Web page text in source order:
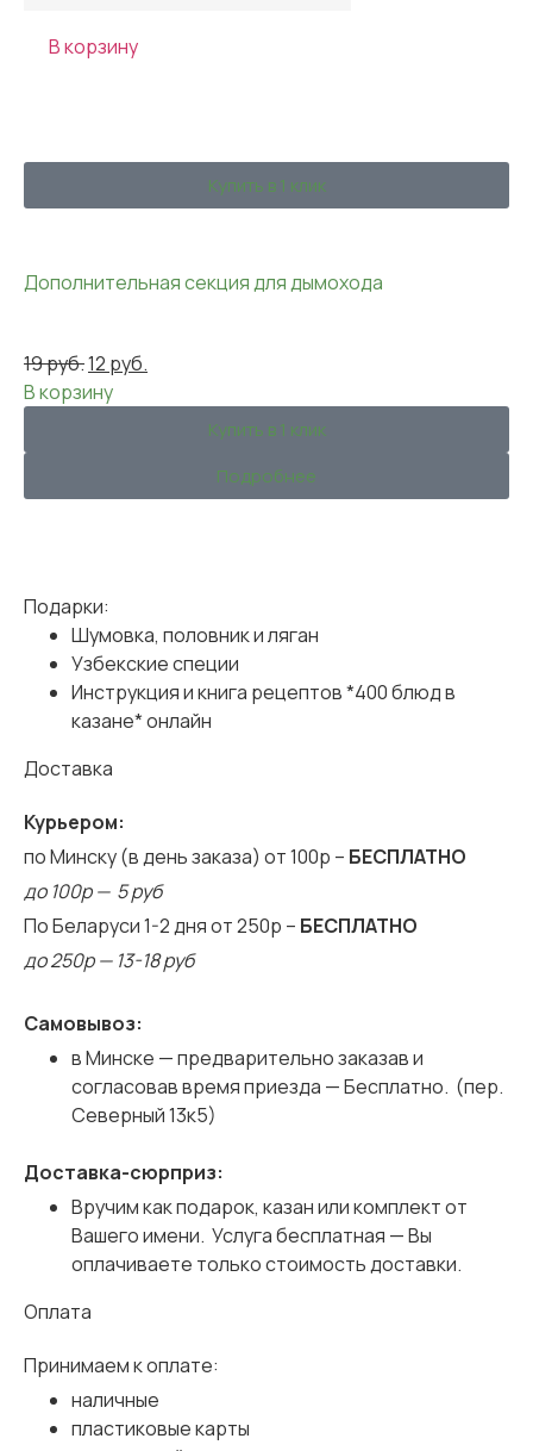
В корзину
Купить в 1 клик
Дополнительная секция для дымохода
19руб.12 руб.
В корзину
Купить в 1 клик
Подробнее
Подарки:
Шумовка, половник и ляган
Узбекские специи
Инструкция и книга рецептов *400 блюд в
казане* онлайн
Оплата
Принимаем к оплате:
наличные
пластиковые карты
Доставка
Курьером:
по Минску (в день заказа) от 100р – БЕСПЛАТНО
до 100р — 5 руб
По Беларуси 1-2 дня от 250р – БЕСПЛАТНО
до 250р — 13-18 руб
Самовывоз:
в Минске — предварительно заказав и
согласовав время приезда — Бесплатно. (пер.
Северный 13к5)
Доставка-сюрприз:
Вручим как подарок, казан или комплект от
Вашего имени. Услуга бесплатная — Вы
оплачиваете только стоимость доставки.